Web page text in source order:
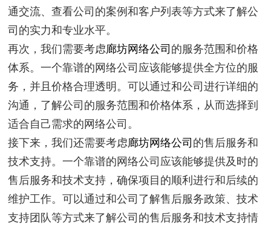
通交流、查看公司的案例和客户列表等方式来了解公
司的实力和专业水平。
再次，我们需要考虑廊坊网络公司 的服务范围和价格
体系。一个靠谱的网络公司应该能够提供全方位的服
务，并且价格合理透明。可以通过和公司进行详细的
沟通，了解公司的服务范围和价格体系，从而选择到
适合自己需求的网络公司。
接下来，我们还需要考虑廊坊网络公司 的售后服务和
技术支持。一个靠谱的网络公司应该能够提供及时的
售后服务和技术支持，确保项目的顺利进行和后续的
维护工作。可以通过和公司了解售后服务政策、技术
支持团队等方式来了解公司的售后服务和技术支持情